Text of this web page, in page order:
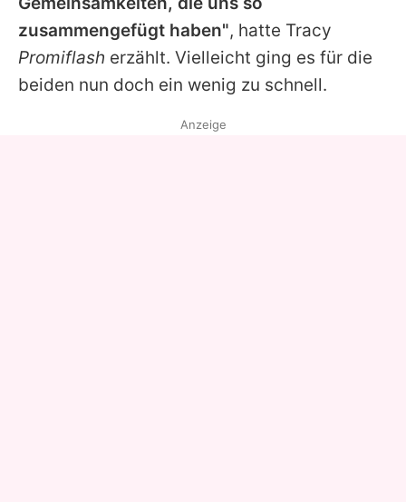
zusammengefügt haben", hatte Tracy
Promiflash erzählt. Vielleicht ging es für die
beiden nun doch ein wenig zu schnell.
Anzeige